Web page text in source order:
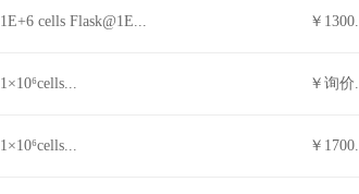
1E+6 cells Flask@1E... ￥
1×10⁶cells... ￥询价
1×10⁶cells... ￥